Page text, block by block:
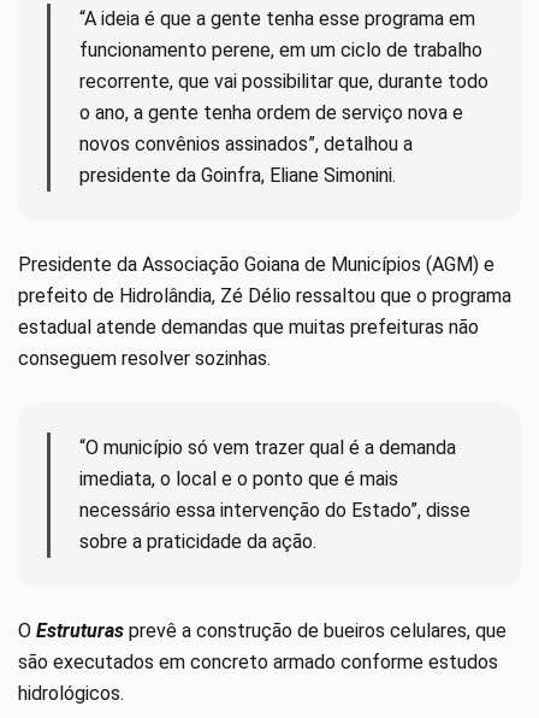
“A ideia é que a gente tenha esse programa em
funcionamento perene, em um ciclo de trabalho
recorrente, que vai possibilitar que, durante todo
o ano, a gente tenha ordem de serviço nova e
novos convênios assinados”, detalhou a
presidente da Goinfra, Eliane Simonini.
Presidente da Associação Goiana de Municípios (AGM) e
prefeito de Hidrolândia, Zé Délio ressaltou que o programa
estadual atende demandas que muitas prefeituras não
conseguem resolver sozinhas.
“O município só vem trazer qual é a demanda
imediata, o local e o ponto que é mais
necessário essa intervenção do Estado”, disse
sobre a praticidade da ação.
O Estruturas prevê a construção de bueiros celulares, que
são executados em concreto armado conforme estudos
hidrológicos.